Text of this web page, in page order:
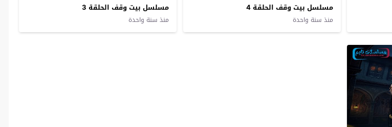
مسلسل بيت وقف الحلقة 4
منذ سنة واحدة
مسلسل بيت وقف الحلقة 3
منذ سنة واحدة